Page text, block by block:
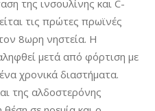
της ινσουλίνης και C-
τις πρώτες πρωϊνές
8ωρη νηστεία. Η
μετά από φόρτιση με
χρονικά διαστήματα.
της αλδοστερόνης